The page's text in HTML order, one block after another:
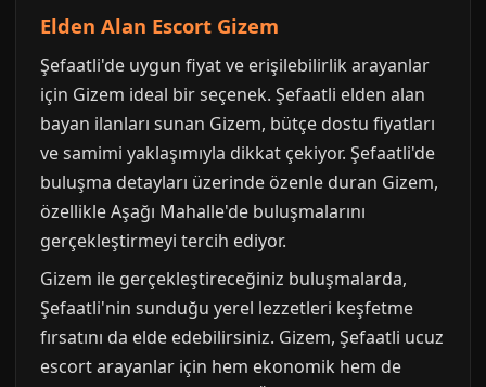
Elden Alan Escort Gizem
Şefaatli'de uygun fiyat ve erişilebilirlik arayanlar
için Gizem ideal bir seçenek. Şefaatli elden alan
bayan ilanları sunan Gizem, bütçe dostu fiyatları
ve samimi yaklaşımıyla dikkat çekiyor. Şefaatli'de
buluşma detayları üzerinde özenle duran Gizem,
özellikle Aşağı Mahalle'de buluşmalarını
gerçekleştirmeyi tercih ediyor.
Gizem ile gerçekleştireceğiniz buluşmalarda,
Şefaatli'nin sunduğu yerel lezzetleri keşfetme
fırsatını da elde edebilirsiniz. Gizem, Şefaatli ucuz
escort arayanlar için hem ekonomik hem de